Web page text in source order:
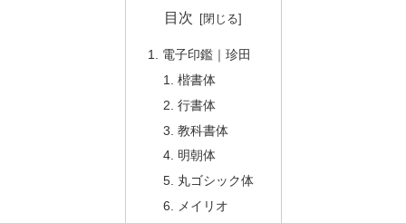
目次
電子印鑑｜珍田
楷書体
行書体
教科書体
明朝体
丸ゴシック体
メイリオ